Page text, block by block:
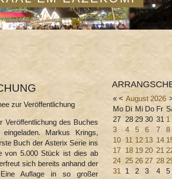
zur Veröffentlichung
Veröffentlichung des Buches
Markus Krings,
Buch der Asterix Serie ins
von 5.000 Stück ist dies ab
sich bereits anhand der
Eine Auflage in so großer
« < August 2026
Mo Di Mi Do Fr
27
28 29 30 31 1
3
4 5 6 7 8
10
11 12 13 14
17
18 19 20 21
24
25 26 27 28
31
1 2 3 4 5